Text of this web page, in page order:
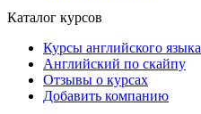
Каталог курсов
Курсы английского языка
Английский по скайпу
Отзывы о курсах
Добавить компанию